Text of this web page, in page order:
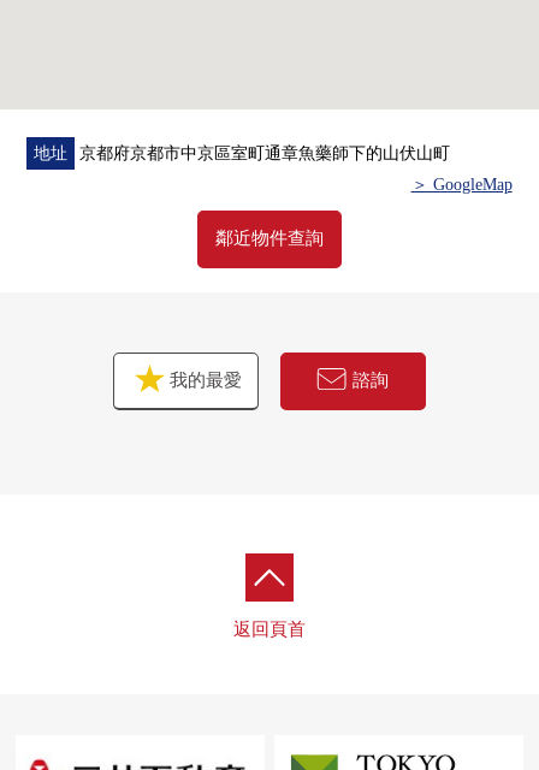
地址
京都府京都市中京區室町通章魚藥師下的山伏山町
＞ GoogleMap
鄰近物件查詢
我的最愛 諮詢
返回頁首